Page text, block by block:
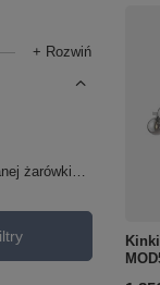
+ Rozwiń
żarówki